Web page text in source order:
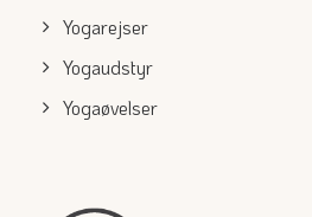
Yogarejser
Yogaudstyr
Yogaøvelser